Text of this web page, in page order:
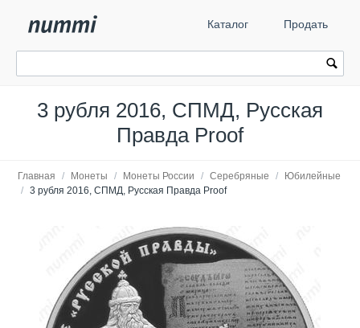
Каталог Продать
3 рубля 2016, СПМД, Русская
Правда Proof
Главная / Монеты / Монеты России / Серебряные /
Юбилейные
/ 3 рубля 2016, СПМД, Русская Правда Proof